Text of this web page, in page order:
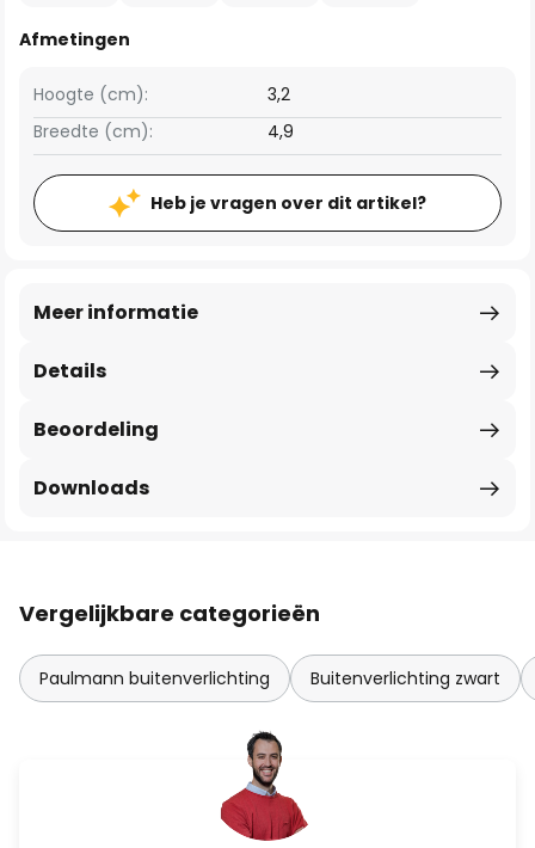
Afmetingen
Breedte (cm): 4,9
Hoogte (cm): 3,2
Heb je vragen over dit artikel?
Details
Meer informatie
Beoordeling
Downloads
Vergelijkbare categorieën
Paulmann buitenverlichting Buitenverlichting zwart